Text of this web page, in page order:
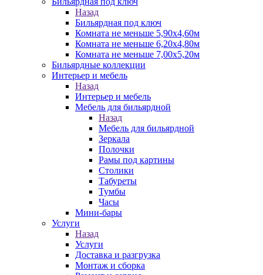
Назад
Бильярдная под ключ
Комната не меньше 5,90х4,60м
Комната не меньше 6,20х4,80м
Комната не меньше 7,00х5,20м
Бильярдные коллекции
Интерьер и мебель
Назад
Интерьер и мебель
Мебель для бильярдной
Назад
Мебель для бильярдной
Зеркала
Полочки
Рамы под картины
Столики
Табуреты
Тумбы
Часы
Мини-бары
Услуги
Назад
Услуги
Доставка и разгрузка
Монтаж и сборка